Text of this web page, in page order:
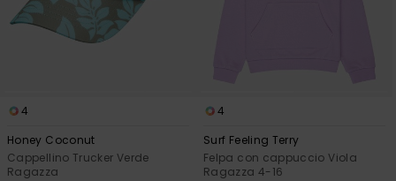
4
Honey Coconut
Cappellino Trucker Verde
Ragazza
4
Surf Feeling Terry
Felpa con cappuccio Viola
Ragazza 4-16